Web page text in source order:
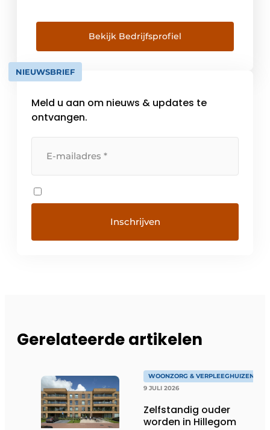
Het bureau richt zich op maatschappelijke
opgaven in de sectoren wonen, zorg en
dienstverlening. Een substantieel deel van
de opgavenportefeuille bestaat uit
herstructureren en herwaarderen van
Bekijk Bedrijfsprofiel
NIEUWSBRIEF
Meld u aan om nieuws & updates te
ontvangen.
Gerelateerde artikelen
WOONZORG & VERPLEEGHUIZEN
9 JULI 2026
Zelfstandig ouder
worden in Hillegom